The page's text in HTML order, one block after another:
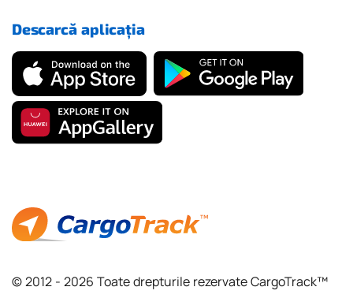
© 2012 - 2026 Toate drepturile rezervate CargoTrack™
Descarcă aplicația